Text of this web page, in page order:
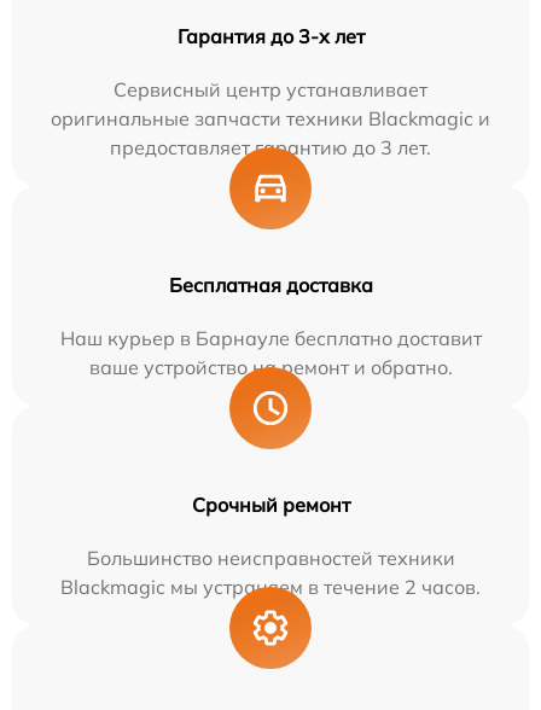
Гарантия до 3-х лет
Сервисный центр устанавливает
оригинальные запчасти техники Blackmagic и
предоставляет гарантию до 3 лет.
Бесплатная доставка
Наш курьер в Барнауле бесплатно доставит
ваше устройство на ремонт и обратно.
Срочный ремонт
Большинство неисправностей техники
Blackmagic мы устраняем в течение 2 часов.